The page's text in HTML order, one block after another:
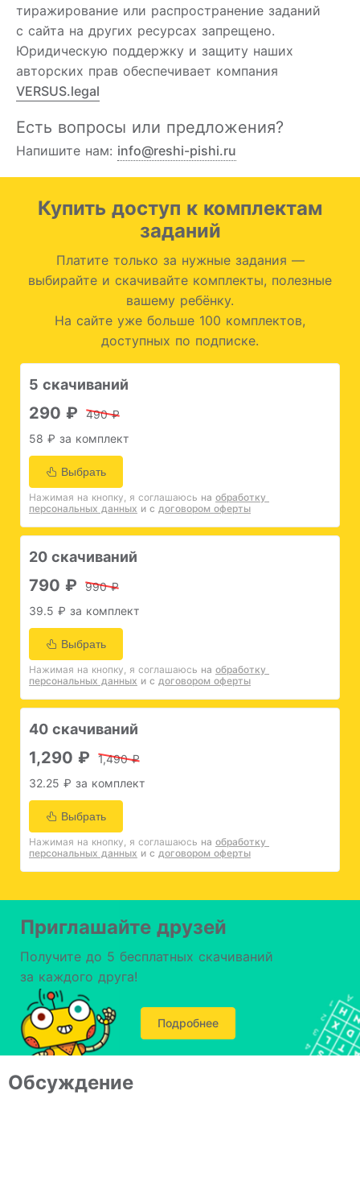
тиражирование или распространение заданий
с сайта на других ресурсах запрещено.
Юридическую поддержку и защиту наших
авторских прав обеспечивает компания
VERSUS.legal
Есть вопросы или предложения?
Напишите нам: info@reshi-pishi.ru
Купить доступ к комплектам
заданий
Платите только за нужные задания —
выбирайте и скачивайте комплекты, полезные
вашему ребёнку.
На сайте уже больше 100 комплектов,
доступных по подписке.
5 скачиваний
290 ₽
490 ₽
58 ₽ за комплект
Выбрать
Нажимая на кнопку, я соглашаюсь на обработку
персональных данных и с договором оферты
20 скачиваний
790 ₽
990 ₽
39.5 ₽ за комплект
Выбрать
Нажимая на кнопку, я соглашаюсь на обработку
персональных данных и с договором оферты
40 скачиваний
1,290 ₽
1,490 ₽
32.25 ₽ за комплект
Выбрать
Нажимая на кнопку, я соглашаюсь на обработку
персональных данных и с договором оферты
Приглашайте друзей
Получите до 5 бесплатных скачиваний
за каждого друга!
Подробнее
Обсуждение